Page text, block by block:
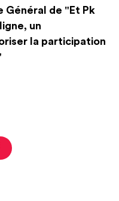
Général de "Et Pk
un
la participation